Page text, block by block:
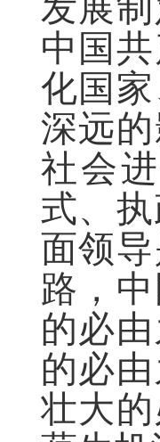
发展
中国
化国
深远
社会
式、
面领
路，
的必
的必
壮大